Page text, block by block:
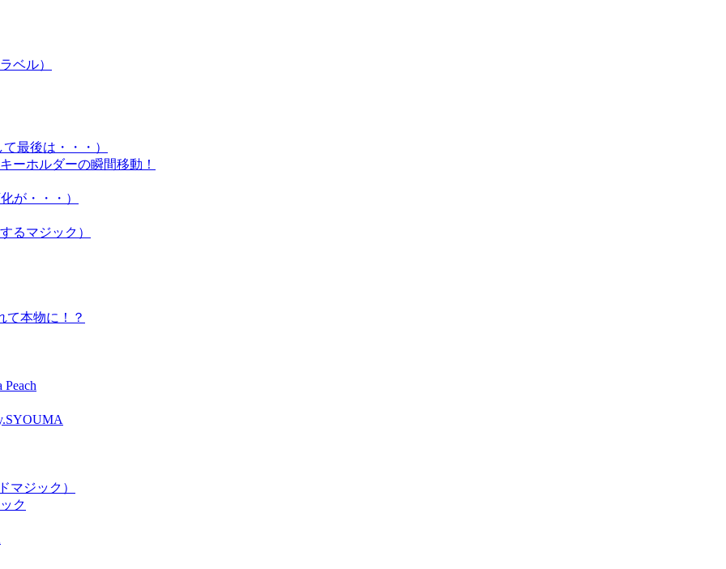
ベル）
最後は・・・）
ーホルダーの瞬間移動！
が・・・）
るマジック）
本物に！？
ジック）
ク